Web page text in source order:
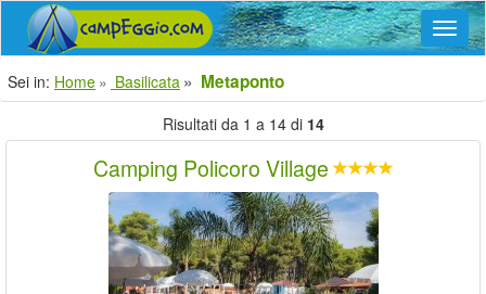
Sei in: Home Basilicata Metaponto
Risultati da 1 a 14 di 14
Camping Policoro Village